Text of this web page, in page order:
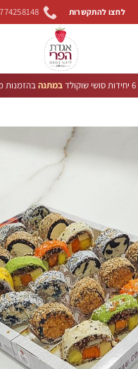
לחצו להתקשרות
6 יחידות סושי שוקולד במתנהבהזמנות מעל